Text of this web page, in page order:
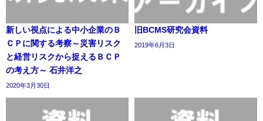
新しい視点による中小企業のＢ
ＣＰに関する考察～災害リスク
と経営リスクから捉えるＢＣＰ
の考え方～ 石井洋之
2020年3月30日
旧BCMS研究会資料
2019年6月3日